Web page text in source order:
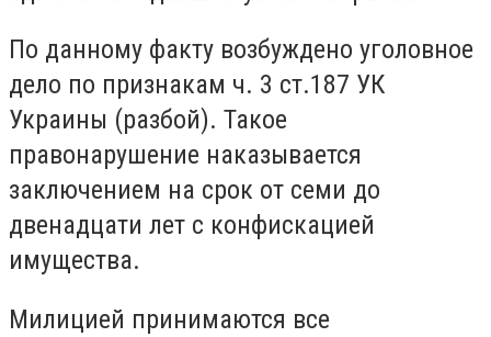
По данному факту возбуждено уголовное
дело по признакам ч. 3 ст.187 УК
Украины (разбой). Такое
правонарушение наказывается
заключением на срок от семи до
двенадцати лет с конфискацией
имущества.
Милицией принимаются все